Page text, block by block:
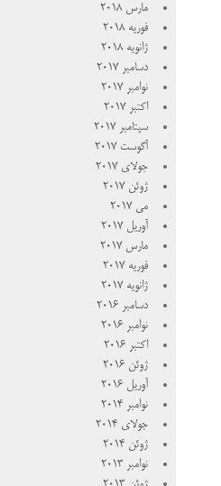
مارس 2018
فوریه 2018
ژانویه 2018
دسامبر 2017
نوامبر 2017
اکتبر 2017
سپتامبر 2017
آگوست 2017
جولای 2017
ژوئن 2017
می 2017
آوریل 2017
مارس 2017
فوریه 2017
ژانویه 2017
دسامبر 2016
نوامبر 2016
اکتبر 2016
ژوئن 2016
آوریل 2016
نوامبر 2014
جولای 2014
ژوئن 2014
نوامبر 2013